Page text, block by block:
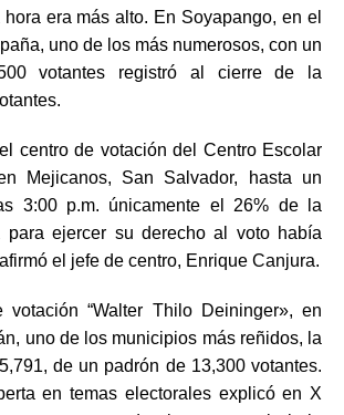
era más alto. En Soyapango, en el
uno de los más numerosos, con un
votantes registró al cierre de la
centro de votación del Centro Escolar
Mejicanos, San Salvador, hasta un
3:00 p.m. únicamente el 26% de la
para ejercer su derecho al voto había
el jefe de centro, Enrique Canjura.
“Walter Thilo Deininger», en
uno de los municipios más reñidos, la
de un padrón de 13,300 votantes.
en temas electorales explicó en X